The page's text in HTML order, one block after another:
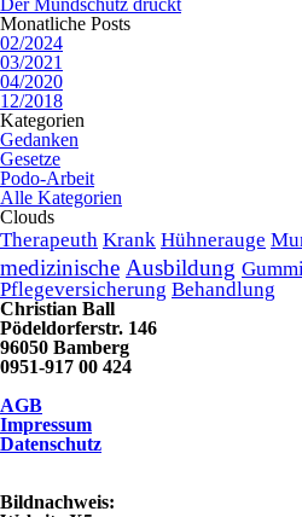
Der Mundschutz drückt
Monatliche Posts
02/2024
03/2021
04/2020
12/2018
Kategorien
Gedanken
Gesetze
Podo-Arbeit
Alle Kategorien
Clouds
Therapeuth Krank Hühnerauge
medizinische Ausbildung
Pflegeversicherung Behandlung
Christian Ball
Pödeldorferstr. 146
96050 Bamberg
0951-917 00 424
AGB
Impressum
Datenschutz
Bildnachweis: